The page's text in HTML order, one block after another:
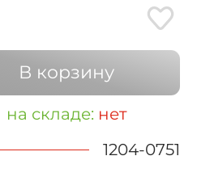
В корзину
на складе: нет
1204-0751